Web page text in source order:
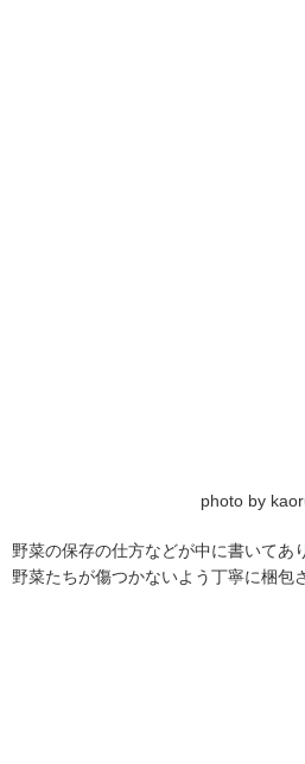
photo by
野菜の保存の仕方などが中に書いてあ
野菜たちが傷つかないよう丁寧に梱包